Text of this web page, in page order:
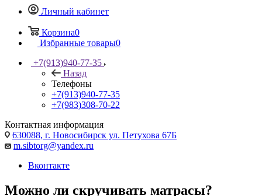
Личный кабинет
Корзина0
Избранные товары0
+7(913)940-77-35
Назад
Телефоны
+7(913)940-77-35
+7(983)308-70-22
Контактная информация
630088, г. Новосибирск ул. Петухова 67Б
m.sibtorg@yandex.ru
Вконтакте
Можно ли скручивать матрасы?